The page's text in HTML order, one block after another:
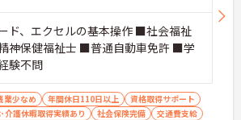
ド、エクセルの基本操作 ■社会福祉
神保健福祉士 ■普通自動車免許 ■学
験不問
業少なめ 年間休日110日以上
資格取得サポート
介護休暇取得実績あり 社会保険完備 交通費支給